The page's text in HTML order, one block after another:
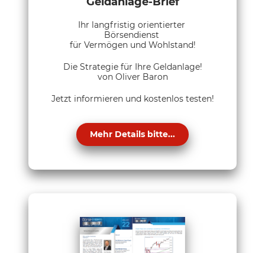
Ihr langfristig orientierter
Börsendienst
für Vermögen und Wohlstand!
Die Strategie für Ihre Geldanlage!
von Oliver Baron
Jetzt informieren und kostenlos testen!
Mehr Details bitte...